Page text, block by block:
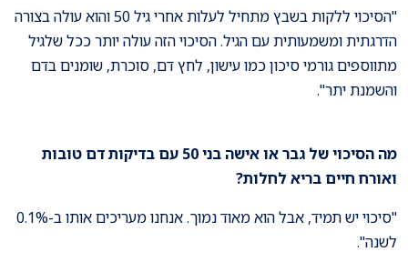
"הסיכוי ללקות בשבץ מתחיל לעלות אחרי גיל 50 והוא עולה בצורה
הדרגתית ומשמעותית עם הגיל. הסיכוי הזה עולה יותר ככל שלגיל
מתווספים גורמי סיכון כמו עישון, לחץ דם, סוכרת, שומנים בדם
והשמנת יתר".
מה הסיכוי של גבר או אישה בני 50 עם בדיקות דם טובות
ואורח חיים בריא לחלות?
"סיכוי יש תמיד, אבל הוא מאוד נמוך. אנחנו מעריכים אותו ב-0.1%
לשנה".